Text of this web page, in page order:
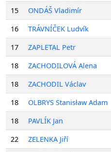
15
ONDÁŠ Vladimír
16
TRÁVNÍČEK Ludvík
17
ZAPLETAL Petr
18
ZACHODILOVÁ Alena
18
ZACHODIL Václav
18
OLBRYS Stanisław Adam
18
PAVLÍK Jan
22
ZELENKA Jiří